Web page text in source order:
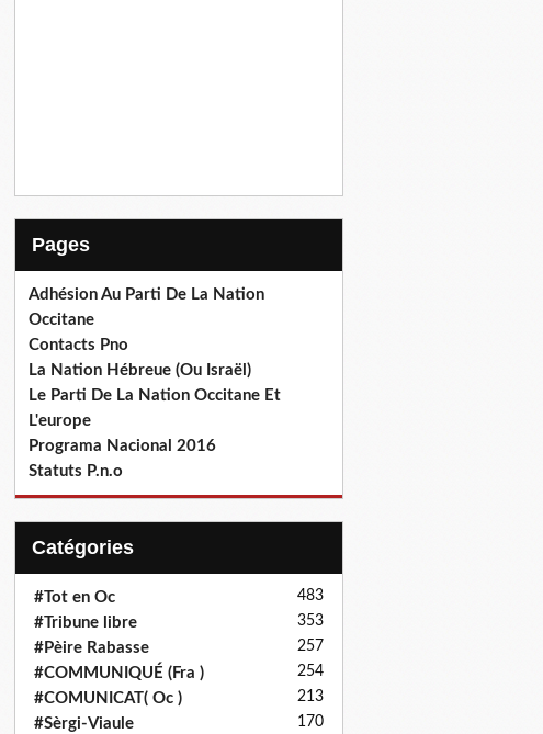
Pages
Adhésion Au Parti De La Nation
Occitane
Contacts Pno
La Nation Hébreue (Ou Israël)
Le Parti De La Nation Occitane Et
L'europe
Programa Nacional 2016
Statuts P.n.o
Catégories
#Tot en Oc 483
#Tribune libre 353
#Pèire Rabasse 257
#COMMUNIQUÉ (Fra ) 254
#COMUNICAT( Oc ) 213
#Sèrgi-Viaule 170